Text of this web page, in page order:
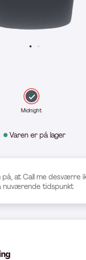
Varen er på lager
at Call me desværre
nuværende tidspunkt
Midnight